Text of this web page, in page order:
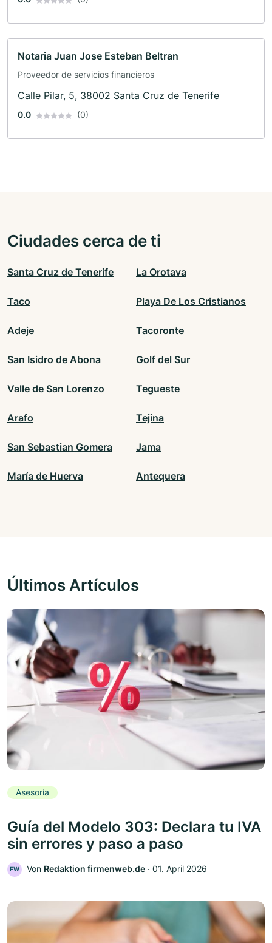
Notaria Juan Jose Esteban Beltran
Proveedor de servicios financieros
Calle Pilar, 5, 38002 Santa Cruz de Tenerife
0.0 (0)
Ciudades cerca de ti
Santa Cruz de Tenerife La Orotava
Taco Playa De Los Cristianos
Adeje Tacoronte
San Isidro de Abona Golf del Sur
Valle de San Lorenzo Tegueste
Arafo Tejina
San Sebastian Gomera Jama
María de Huerva Antequera
Últimos Artículos
Asesoría
Guía del Modelo 303: Declara tu IVA
sin errores y paso a paso
FW Von Redaktion firmenweb.de ‧ 01. April 2026